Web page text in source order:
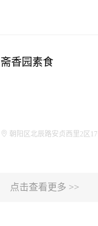
斋香园素食
朝阳区北辰路安贞西里2区
点击查看更多 >>